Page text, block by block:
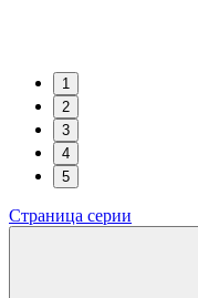
1
2
3
4
5
Страница серии